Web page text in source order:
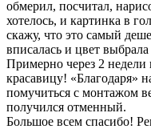
обмерил, посчитал,
хотелось, и картинка в
скажу, что это самый
вписалась и цвет
Примерно через 2
красавицу!
помучиться с монтажом
получился отменный.
Большое всем спасибо!